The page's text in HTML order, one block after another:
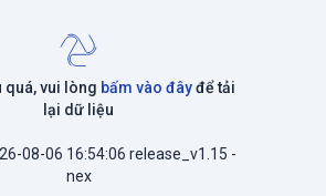
quá, vui lòng bấm vào đâyđể tải
lại dữ liệu
08-06 16:54:06 release_v1.15 -
nex